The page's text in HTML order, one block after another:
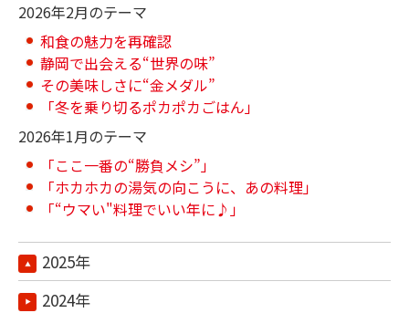
2026年2月のテーマ
和食の魅力を再確認
静岡で出会える“世界の味”
その美味しさに“金メダル”
「冬を乗り切るポカポカごはん」
2026年1月のテーマ
「ここ一番の“勝負メシ”」
「ホカホカの湯気の向こうに、あの料理」
「“ウマい"料理でいい年に♪」
2025年
2024年